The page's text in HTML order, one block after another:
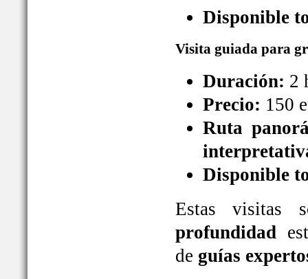
Disponible
Visita guiada para
Duración: 2
Precio: 150
Ruta
Disponible
Estas
profundidad
de guías